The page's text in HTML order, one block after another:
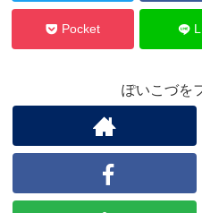
Pocket
ぽいこづを